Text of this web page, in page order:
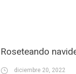
Roseteando
diciembre 20, 2022